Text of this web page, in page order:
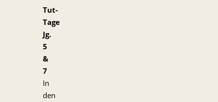
Tut-
Tage
Jg.
5
&
7
In
den